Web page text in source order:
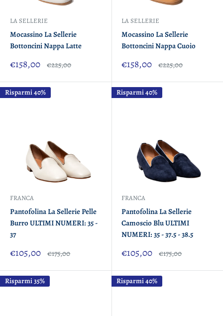
LA SELLERIE
Mocassino La Sellerie
Bottoncini Nappa Latte
Prezzo
scontato
€158,00 Prezzo
€225,00
LA SELLERIE
Mocassino La Sellerie
Bottoncini Nappa Cuoio
Prezzo
scontato
€158,00 Prezzo
€225,00
Risparmi 40%
FRANCA
Pantofolina La Sellerie Pelle
Burro ULTIMI NUMERI: 35 -
37
Prezzo
scontato
€105,00 Prezzo
€175,00
Risparmi 40%
FRANCA
Pantofolina La Sellerie
Camoscio Blu ULTIMI
NUMERI: 35 - 37.5 - 38.5
Prezzo
scontato
€105,00 Prezzo
€175,00
Risparmi 35% Risparmi 40%